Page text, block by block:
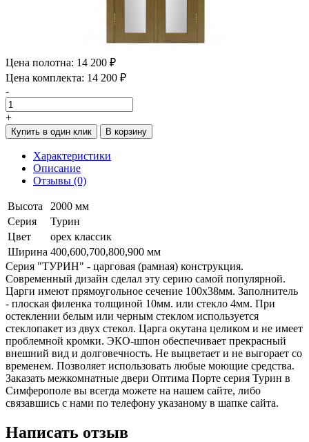
Цена полотна: 14 200 ₽
Цена комплекта: 14 200 ₽
-
+
Купить в один клик В корзину
Характеристики
Описание
Отзывы (0)
Высота
2000 мм
Серия
Турин
Цвет
орех классик
Ширина 400,600,700,800,900 мм
Серия "ТУРИН" - царговая (рамная) конструкция.
Современный дизайн сделал эту серию самой популярной.
Царги имеют прямоугольное сечение 100х38мм. Заполнитель
- плоская филенка толщиной 10мм. или стекло 4мм. При
остеклении белым или черным стеклом используется
стеклопакет из двух стекол. Царга окутана целиком и не имеет
проблемной кромки. ЭКО-шпон обеспечивает прекрасный
внешний вид и долговечность. Не выцветает и не выгорает со
временем. Позволяет использовать любые моющие средства.
Заказать межкомнатные двери Оптима Порте серия Турин в
Симферополе вы всегда можете на нашем сайте, либо
связавшись с нами по телефону указаному в шапке сайта.
Написать отзыв